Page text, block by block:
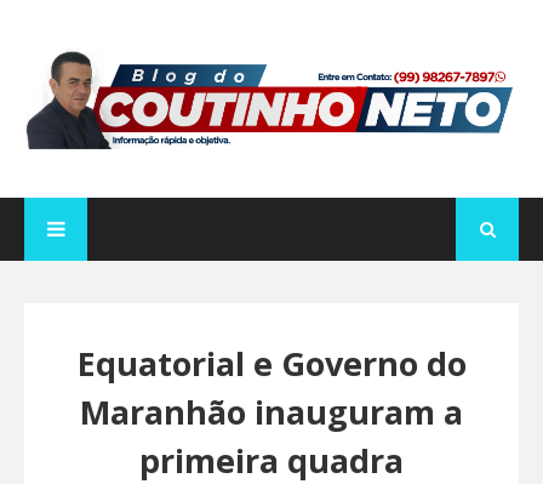
Equatorial e Governo do
Maranhão inauguram a
primeira quadra